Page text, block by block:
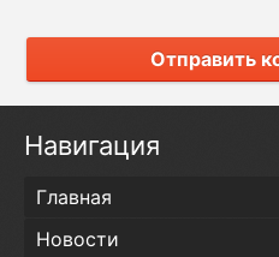
Отправить
Навигация
Главная
Новости